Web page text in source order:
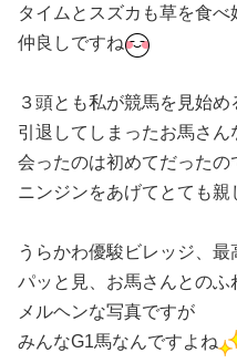
タイムとスズカも草を食べ
仲良しですね
３頭とも私が競馬を見始め
引退してしまったお馬さん
会ったのは初めてだったの
ニンジンをあげてとても親
うらかわ優駿ビレッジ、最
パッと見、お馬さんとのふ
メルヘンな写真ですが
みんなG1馬なんですよね